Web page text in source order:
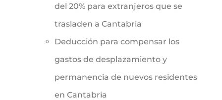
del 20% para extranjeros que se
trasladen a Cantabria
Deducción para compensar los
gastos de desplazamiento y
permanencia de nuevos residentes
en Cantabria